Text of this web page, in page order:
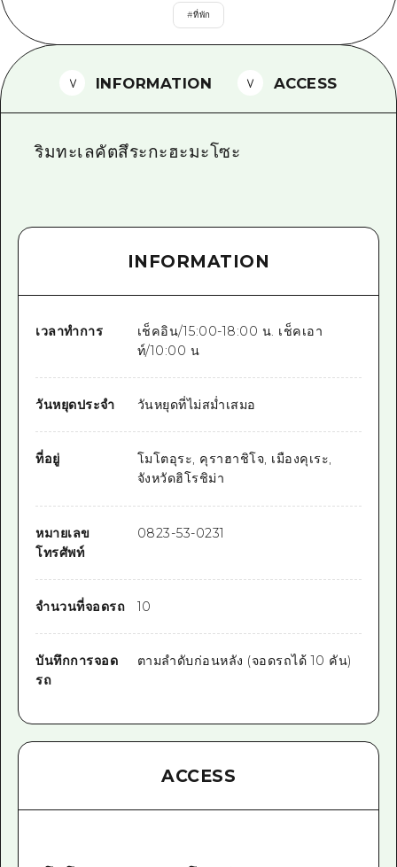
ธรรมชาติ
ฮิโรชิม่า ฟรี Wi-Fi
#ที่พัก
INFORMATION ACCESS
ริมทะเลคัตสึระกะฮะมะโซะ
INFORMATION
เวลาทำการ
เช็คอิน/15:00-18:00 น. เช็คเอา
ท์/10:00 น
วันหยุดประจำ วันหยุดที่ไม่สม่ำเสมอ
ที่อยู่
โมโตอุระ, คุราฮาชิโจ, เมืองคุเระ,
จังหวัดฮิโรชิม่า
หมายเลข
โทรศัพท์
0823-53-0231
จำนวนที่จอดรถ 10
บันทึกการจอด
รถ
ตามลำดับก่อนหลัง (จอดรถได้ 10 คัน)
ACCESS